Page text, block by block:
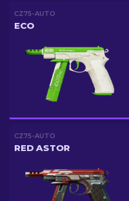
CZ75-AUTO
ECO
CZ75-AUTO
RED ASTOR